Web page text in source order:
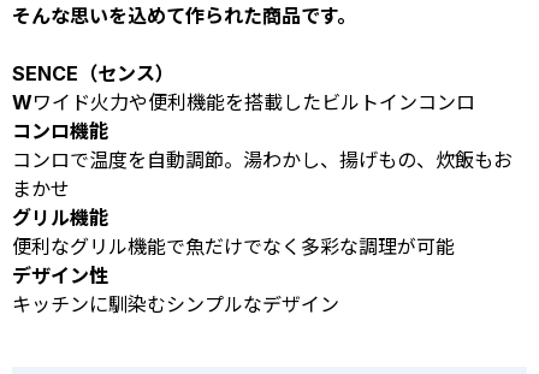
そんな思いを込めて作られた商品です。
SENCE（センス）
Wワイド火力や便利機能を搭載したビルトインコンロ
コンロ機能
コンロで温度を自動調節。湯わかし、揚げもの、炊飯もお
まかせ
グリル機能
便利なグリル機能で魚だけでなく多彩な調理が可能
デザイン性
キッチンに馴染むシンプルなデザイン